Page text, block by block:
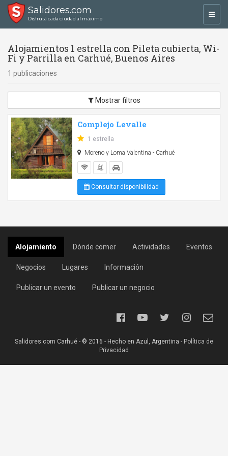
Salidores.com
Disfrutá cada ciudad al máximo
Alojamientos 1 estrella con Pileta cubierta, Wi-
Fi y Parrilla en Carhué, Buenos Aires
1 publicaciones
Mostrar filtros
Complejo Levalle
1 estrella
Moreno y Loma Valentina - Carhué
Consultar disponibilidad
Alojamiento Dónde comer Actividades Eventos
Negocios Lugares Información
Publicar un evento Publicar un negocio
Salidores.com Carhué - ® 2016 - Hecho en Azul, Argentina - Política de
Privacidad